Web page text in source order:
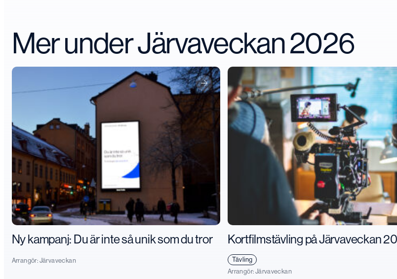
Mer under Järvaveckan 2026
Ny kampanj: Du är inte så unik som du tror
Arrangör: Järvaveckan
Kortfilmstävling på Järvaveckan
Tävling
Arrangör: Järvaveckan